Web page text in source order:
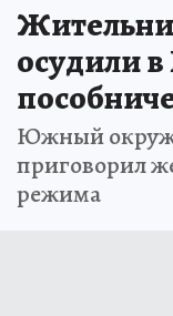
осудили в
Южный
приговорил
режима